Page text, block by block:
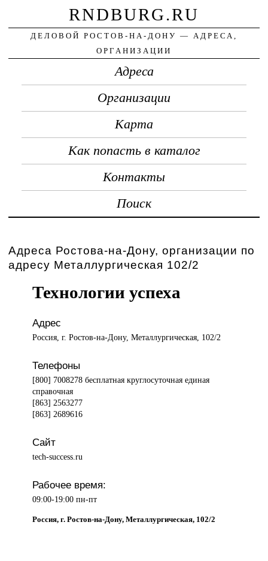
RNDBURG.RU
ДЕЛОВОЙ РОСТОВ-НА-ДОНУ — АДРЕСА,
ОРГАНИЗАЦИИ
Адреса
Организации
Карта
Как попасть в каталог
Контакты
Поиск
Адреса Ростова-на-Дону, организации по
адресу Металлургическая 102/2
Технологии успеха
Адрес
Россия, г. Ростов-на-Дону, Металлургическая, 102/2
Телефоны
[800] 7008278 бесплатная круглосуточная единая
справочная
[863] 2563277
[863] 2689616
Сайт
tech-success.ru
Рабочее время:
09:00-19:00 пн-пт
Россия, г. Ростов-на-Дону, Металлургическая, 102/2